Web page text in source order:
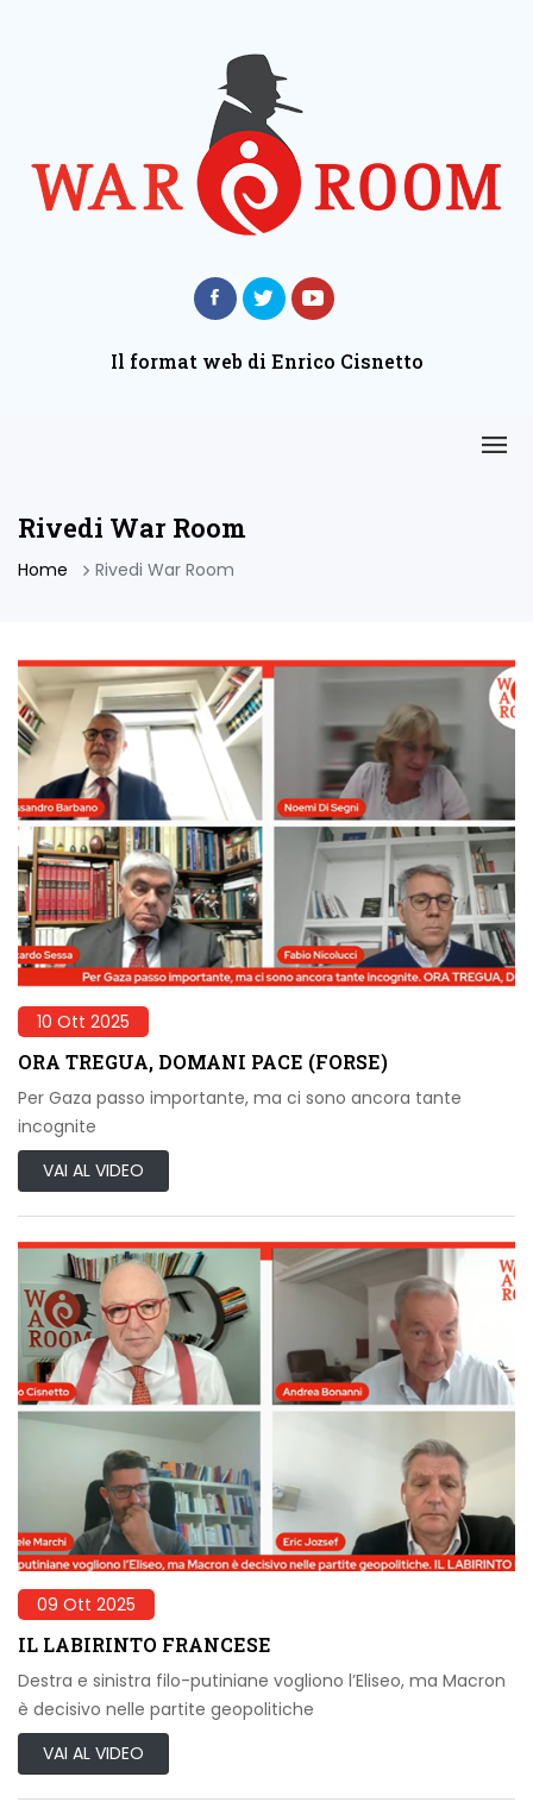
Il format web di Enrico Cisnetto
Rivedi War Room
Home Rivedi War Room
10 Ott 2025
ORA TREGUA, DOMANI PACE (FORSE)
Per Gaza passo importante, ma ci sono ancora tante
incognite
VAI AL VIDEO
09 Ott 2025
IL LABIRINTO FRANCESE
Destra e sinistra filo-putiniane vogliono l’Eliseo, ma Macron
è decisivo nelle partite geopolitiche
VAI AL VIDEO